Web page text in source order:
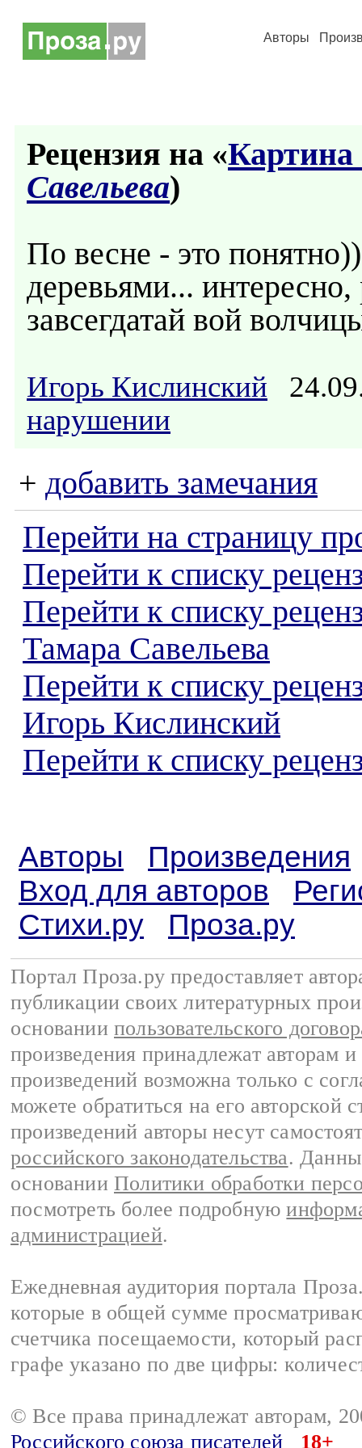
Авторы
Рецензия на «Картина
Савельева)
По весне - это
деревьями...
завсегдатай вой
Игорь Кислинский
нарушении
+ добавить замечания
Перейти на страницу
Перейти к списку
Перейти к списку
Тамара Савельева
Перейти к списку
Игорь Кислинский
Перейти к списку
Авторы
Произведения
Вход для авторов
Стихи.ру
Проза.ру
Портал Проза.ру предоставляет
публикации своих литературных
основании пользовательского
произведения принадлежат авторам
произведений возможна только с
можете обратиться на его авторской
произведений авторы несут
российского законодательства.
основании Политики обработки
посмотреть более подробную
администрацией.
Ежедневная аудитория портала
которые в общей сумме
счетчика посещаемости, который
графе указано по две цифры:
© Все права принадлежат авторам,
Российского союза писателей
18+